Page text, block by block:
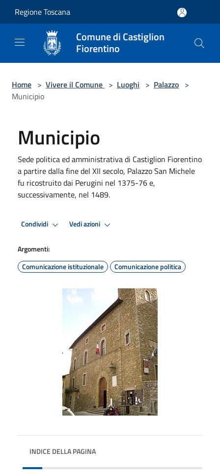
Regione Toscana
Comune di Castiglion
Fiorentino
Home > Vivere il Comune > Luoghi > Palazzo >
Municipio
Municipio
Sede politica ed amministrativa di Castiglion Fiorentino
a partire dalla fine del XII secolo, Palazzo San Michele
fu ricostruito dai Perugini nel 1375-76 e,
successivamente, nel 1489.
Condividi Vedi azioni
Argomenti:
Comunicazione istituzionale
Comunicazione politica
INDICE DELLA PAGINA